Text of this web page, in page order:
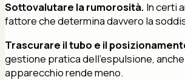
Sottovalutare la rumorosità. In certi
fattore che determina davvero la
Trascurare il tubo e il
gestione pratica dell’espulsione,
apparecchio rende meno.